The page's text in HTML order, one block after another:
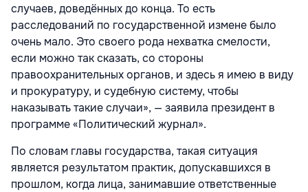
случаев, доведённых до конца. То есть
расследований по государственной измене было
очень мало. Это своего рода нехватка смелости,
если можно так сказать, со стороны
правоохранительных органов, и здесь я имею в виду
и прокуратуру, и судебную систему, чтобы
наказывать такие случаи», — заявила президент в
программе «Политический журнал».
По словам главы государства, такая ситуация
является результатом практик, допускавшихся в
прошлом, когда лица, занимавшие ответственные